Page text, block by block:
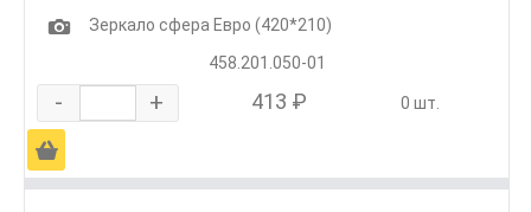
1
Зеркало сфера Евро (420*210)
458.201.050-01
- + 413 ₽ 0 шт.
Ä